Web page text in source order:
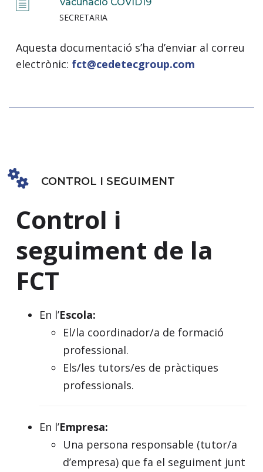
SECRETARIA
Aquesta documentació s’ha d’enviar al correu
electrònic: fct@cedetecgroup.com
CONTROL I SEGUIMENT
Control i
seguiment de la
FCT
En l’Escola:
El/la coordinador/a de formació
professional.
Els/les tutors/es de pràctiques
professionals.
En l’Empresa:
Una persona responsable (tutor/a
d’empresa) que fa el seguiment junt